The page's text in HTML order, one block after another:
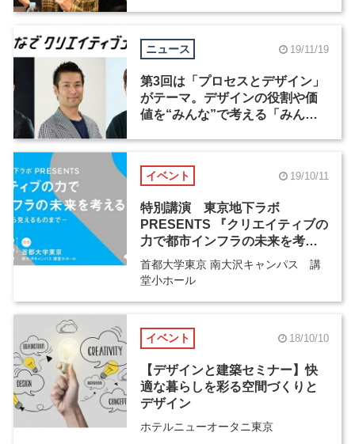
ニュース 19/11/19
第3回は「プロセスとデザイン」
がテーマ。デザインの役割や価
値を“みんな”で考える「みんな
イベント 19/10/11
特別講演 東京地下ラボ
PRESENTS 『クリエイティブの
力で都市インフラの未来を考え
る』
首都大学東京 南大沢キャンパス 講
堂小ホール
イベント 18/10/10
【デザインと建築セミナー】快
適な暮らしを彩る空間づくりと
デザイン
ホテルニューオータニ東京